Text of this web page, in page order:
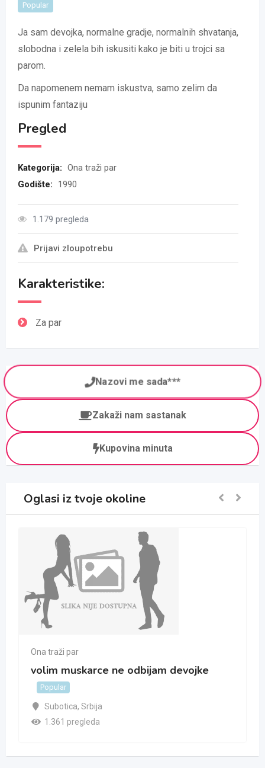
Popular
Ja sam devojka, normalne gradje, normalnih shvatanja,
slobodna i zelela bih iskusiti kako je biti u trojci sa
parom.
Da napomenem nemam iskustva, samo zelim da
ispunim fantaziju
Pregled
Kategorija: Ona traži par
Godište:
1990
1.179 pregleda
Prijavi zloupotrebu
Karakteristike:
Za par
Nazovi me sada***
Zakaži nam sastanak
Kupovina minuta
Oglasi iz tvoje okoline
Ona traži par
volim muskarce ne odbijam devojke
Popular
Subotica, Srbija
1.361 pregleda